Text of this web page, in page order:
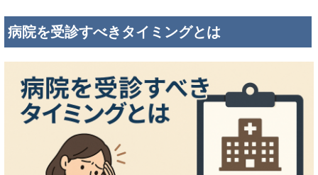
病院を受診すべきタイミングとは